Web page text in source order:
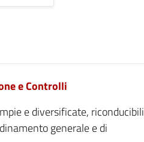
e Controlli
e diversificate, riconducibili
generale e di